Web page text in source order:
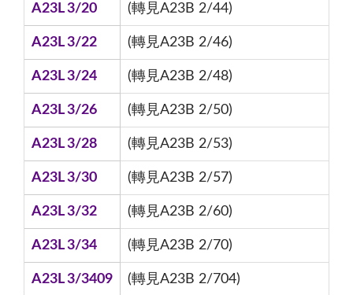
A23L 3/20 (轉見A23B 2/44)
A23L 3/22 (轉見A23B 2/46)
A23L 3/24 (轉見A23B 2/48)
A23L 3/26 (轉見A23B 2/50)
A23L 3/28 (轉見A23B 2/53)
A23L 3/30 (轉見A23B 2/57)
A23L 3/32 (轉見A23B 2/60)
A23L 3/34 (轉見A23B 2/70)
A23L 3/3409 (轉見A23B 2/704)